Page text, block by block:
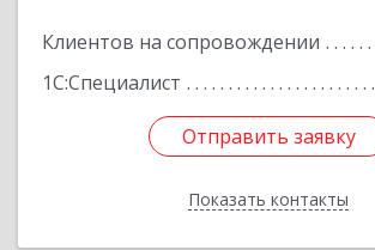
Клиентов на сопровождении
1С:Специалист
Отправить заявку
Показать контакты
Отправить заявку
Назад